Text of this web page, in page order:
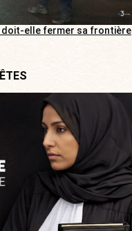
doit-elle fermer sa frontière